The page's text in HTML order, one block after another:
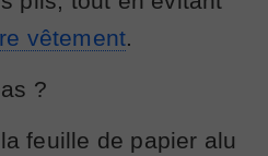
vêtement
?
feuille de papier alu